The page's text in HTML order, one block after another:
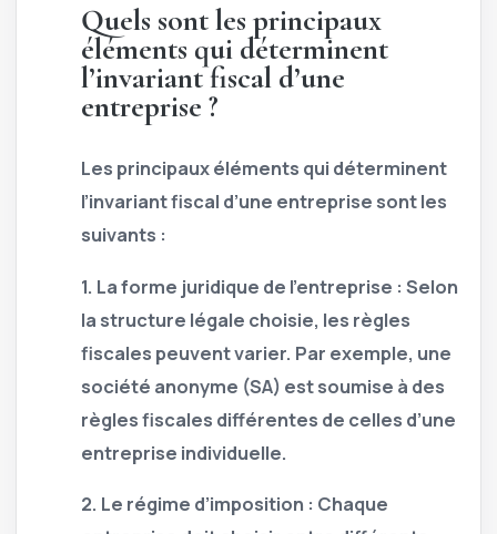
Quels sont les principaux
éléments qui déterminent
l’invariant fiscal d’une
entreprise ?
Les principaux éléments qui déterminent
l’invariant fiscal d’une entreprise sont les
suivants :
1. La forme juridique de l’entreprise : Selon
la structure légale choisie, les règles
fiscales peuvent varier. Par exemple, une
société anonyme (SA) est soumise à des
règles fiscales différentes de celles d’une
entreprise individuelle.
2. Le régime d’imposition : Chaque